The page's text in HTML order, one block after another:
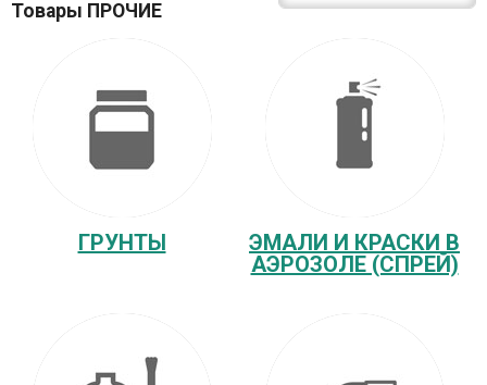
Товары ПРОЧИЕ
ГРУНТЫ
ЭМАЛИ И КРАСКИ В
АЭРОЗОЛЕ (СПРЕЙ)